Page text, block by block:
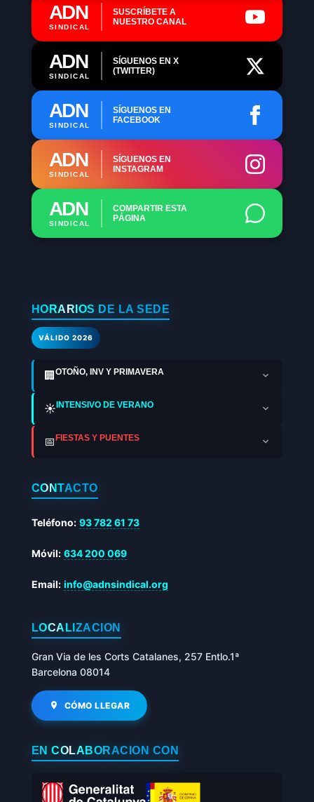
ADN
SINDICAL
SUSCRÍBETE A
NUESTRO CANAL
ADN
SINDICAL
SÍGUENOS EN X
(TWITTER)
ADN
SINDICAL
SÍGUENOS EN
FACEBOOK
ADN
SINDICAL
SÍGUENOS EN
INSTAGRAM
ADN
SINDICAL
COMPARTIR ESTA
PÁGINA
HORARIOS DE LA SEDE
VÁLIDO 2026
🏢OTOÑO, INV Y PRIMAVERA
☀️ INTENSIVO DE VERANO
📅 FIESTAS Y PUENTES
CONTACTO
Teléfono: 93 782 61 73
Móvil: 634 200 069
Email: info@adnsindical.org
LOCALIZACIÓN
Gran Via de les Corts Catalanes, 257 Entlo.1ª
Barcelona 08014
CÓMO LLEGAR
EN COLABORACIÓN CON